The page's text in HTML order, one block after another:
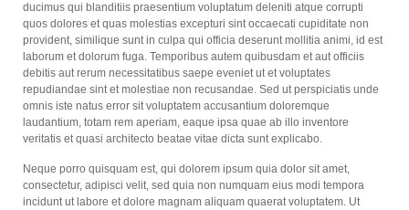
ducimus qui blanditiis praesentium voluptatum deleniti atque corrupti
quos dolores et quas molestias excepturi sint occaecati cupiditate non
provident, similique sunt in culpa qui officia deserunt mollitia animi, id est
laborum et dolorum fuga. Temporibus autem quibusdam et aut officiis
debitis aut rerum necessitatibus saepe eveniet ut et voluptates
repudiandae sint et molestiae non recusandae. Sed ut perspiciatis unde
omnis iste natus error sit voluptatem accusantium doloremque
laudantium, totam rem aperiam, eaque ipsa quae ab illo inventore
veritatis et quasi architecto beatae vitae dicta sunt explicabo.
Neque porro quisquam est, qui dolorem ipsum quia dolor sit amet,
consectetur, adipisci velit, sed quia non numquam eius modi tempora
incidunt ut labore et dolore magnam aliquam quaerat voluptatem. Ut